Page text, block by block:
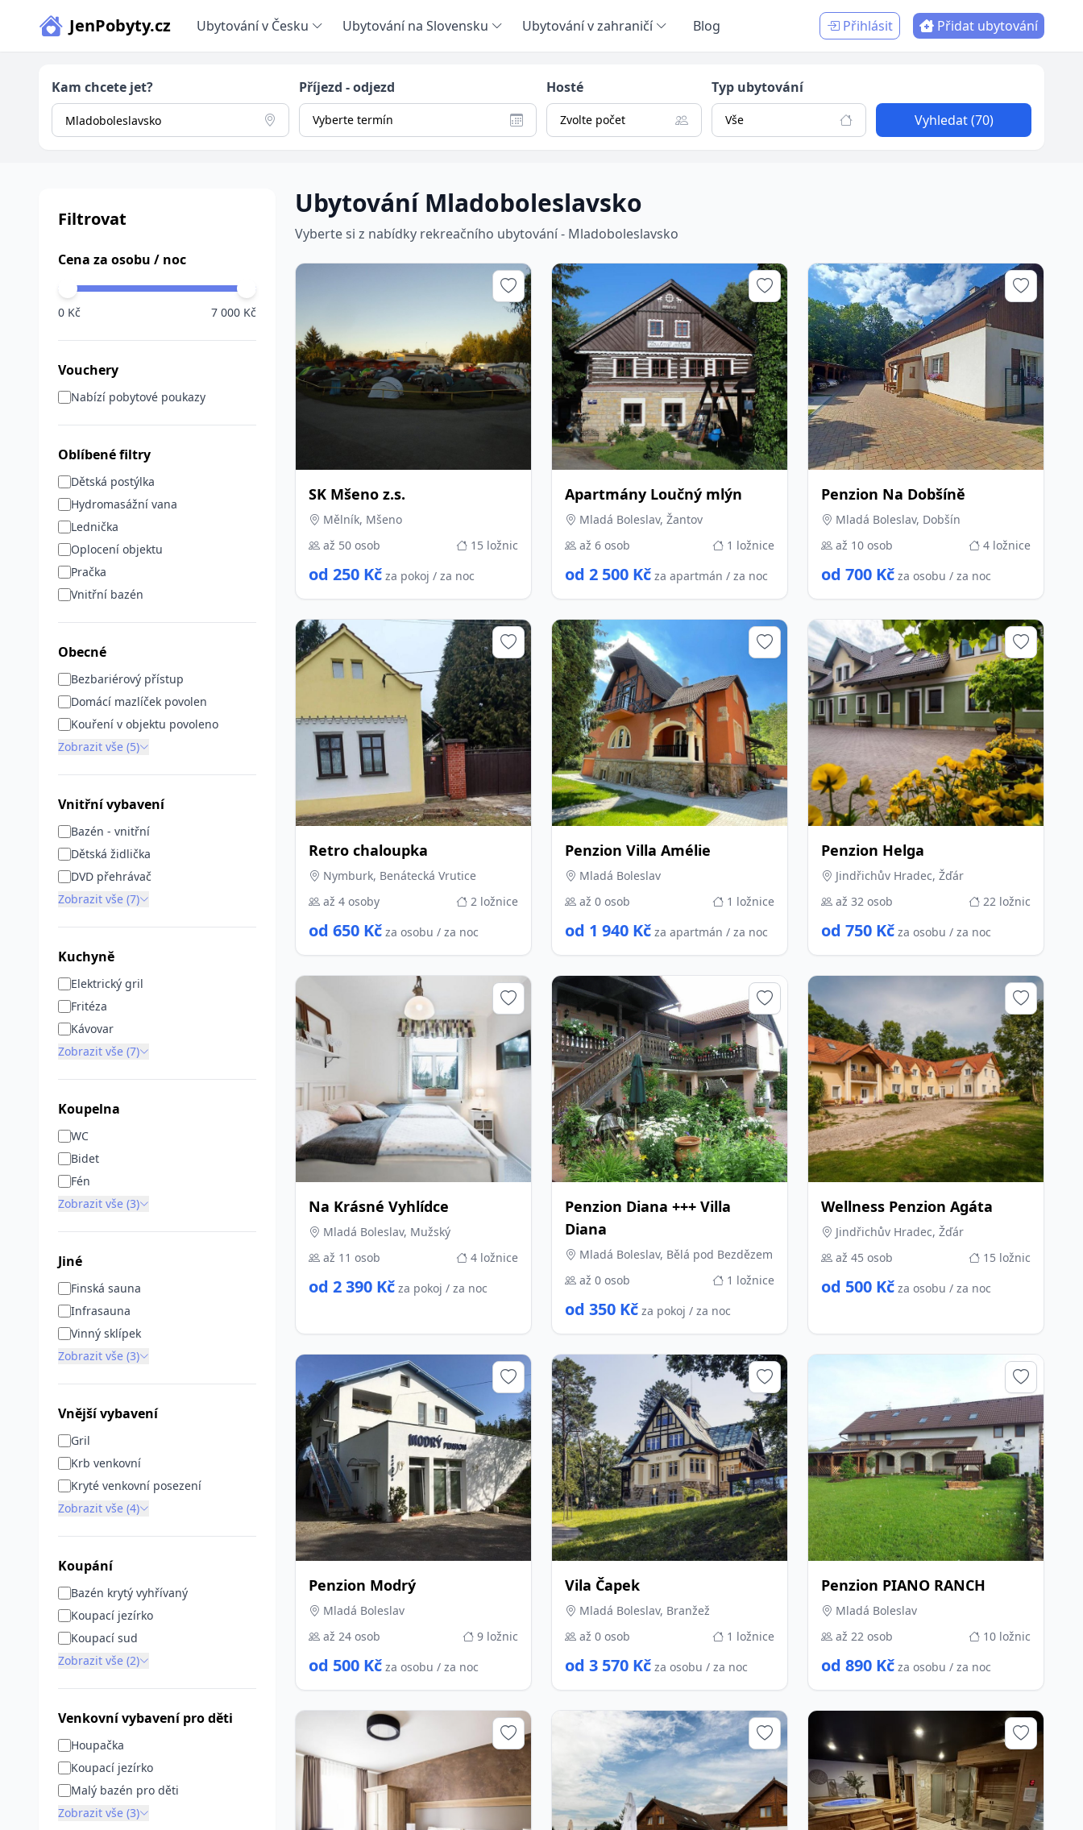
JenPobyty.cz Ubytování v Česku Ubytování na Slovensku Ubytování v zahraničí Blog Přihlásit Přidat ubytování
Kam chcete jet? Příjezd - odjezd
Vyberte termín
Hosté
Zvolte počet
Typ ubytování
Vše Vyhledat (70)
Filtrovat
Cena za osobu / noc
0 Kč 7 000 Kč
Vouchery
Nabízí pobytové poukazy
Oblíbené filtry
Dětská postýlka
Hydromasážní vana
Lednička
Oplocení objektu
Pračka
Vnitřní bazén
Obecné
Bezbariérový přístup
Domácí mazlíček povolen
Kouření v objektu povoleno
Zobrazit vše (5)
Vnitřní vybavení
Bazén - vnitřní
Dětská židlička
DVD přehrávač
Zobrazit vše (7)
Kuchyně
Elektrický gril
Fritéza
Kávovar
Zobrazit vše (7)
Koupelna
WC
Bidet
Fén
Zobrazit vše (3)
Jiné
Finská sauna
Infrasauna
Vinný sklípek
Zobrazit vše (3)
Vnější vybavení
Gril
Krb venkovní
Kryté venkovní posezení
Zobrazit vše (4)
Koupání
Bazén krytý vyhřívaný
Koupací jezírko
Koupací sud
Zobrazit vše (2)
Venkovní vybavení pro děti
Houpačka
Koupací jezírko
Malý bazén pro děti
Zobrazit vše (3)
Ubytování Mladoboleslavsko
Vyberte si z nabídky rekreačního ubytování - Mladoboleslavsko
SK Mšeno z.s.
Mělník, Mšeno
až 50 osob
15 ložnic
od 250 Kč za pokoj / za noc
Apartmány Loučný mlýn
Mladá Boleslav, Žantov
až 6 osob
1 ložnice
od 2 500 Kč za apartmán / za noc
Penzion Na Dobšíně
Mladá Boleslav, Dobšín
až 10 osob
4 ložnice
od 700 Kč za osobu / za noc
Retro chaloupka
Nymburk, Benátecká Vrutice
až 4 osoby
2 ložnice
od 650 Kč za osobu / za noc
Penzion Villa Amélie
Mladá Boleslav
až 0 osob
1 ložnice
od 1 940 Kč za apartmán / za noc
Penzion Helga
Jindřichův Hradec, Žďár
až 32 osob
22 ložnic
od 750 Kč za osobu / za noc
Na Krásné Vyhlídce
Mladá Boleslav, Mužský
až 11 osob
4 ložnice
od 2 390 Kč za pokoj / za noc
Penzion Diana +++ Villa
Diana
Mladá Boleslav, Bělá pod Bezdězem
až 0 osob
1 ložnice
od 350 Kč za pokoj / za noc
Wellness Penzion Agáta
Jindřichův Hradec, Žďár
až 45 osob
15 ložnic
od 500 Kč za osobu / za noc
Penzion Modrý
Mladá Boleslav
až 24 osob
9 ložnic
od 500 Kč za osobu / za noc
Vila Čapek
Mladá Boleslav, Branžež
až 0 osob
1 ložnice
od 3 570 Kč za osobu / za noc
Penzion PIANO RANCH
Mladá Boleslav
až 22 osob
10 ložnic
od 890 Kč za osobu / za noc